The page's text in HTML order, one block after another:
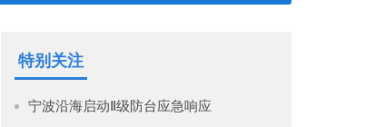
特别关注
宁波沿海启动Ⅱ级防台应急响应